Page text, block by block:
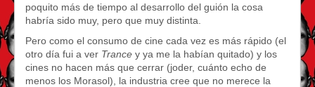
poquito más de tiempo al desarrollo del guión la cosa
habría sido muy, pero que muy distinta.
Pero como el consumo de cine cada vez es más rápido (el
otro día fui a ver Trance y ya me la habían quitado) y los
cines no hacen más que cerrar (joder, cuánto echo de
menos los Morasol), la industria cree que no merece la